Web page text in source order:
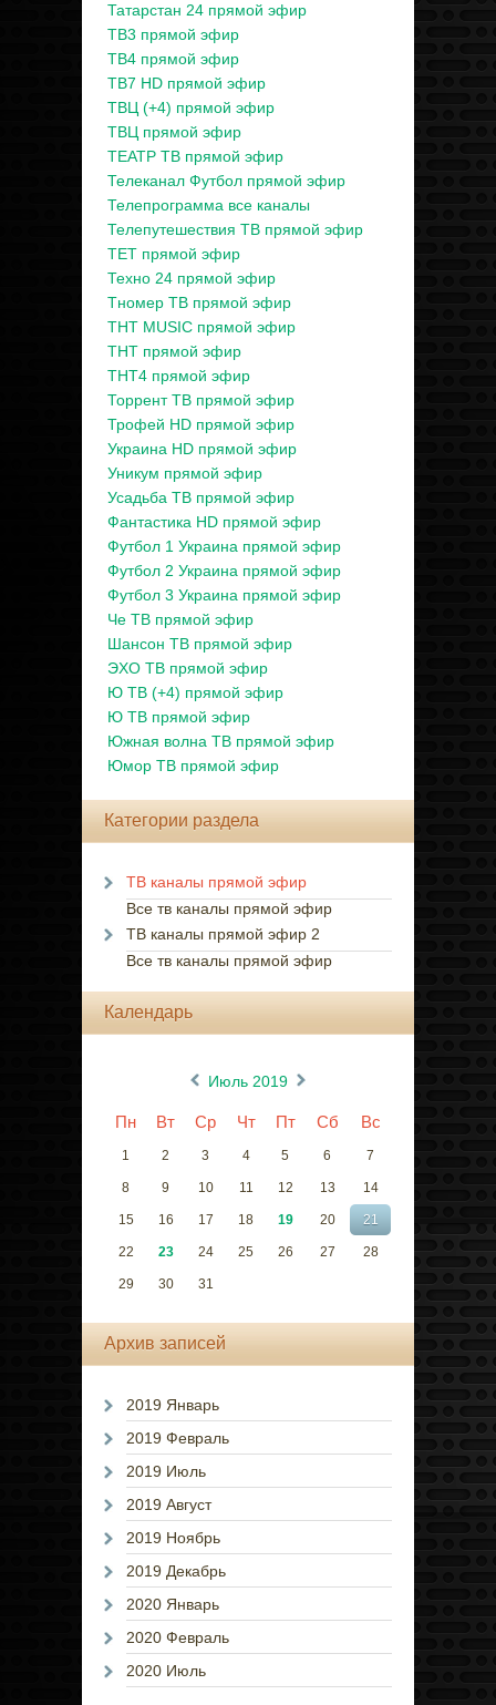
Татарстан 24 прямой эфир
ТВ3 прямой эфир
ТВ4 прямой эфир
ТВ7 HD прямой эфир
ТВЦ (+4) прямой эфир
ТВЦ прямой эфир
ТЕАТР ТВ прямой эфир
Телеканал Футбол прямой эфир
Телепрограмма все каналы
Телепутешествия ТВ прямой эфир
ТЕТ прямой эфир
Техно 24 прямой эфир
Тномер ТВ прямой эфир
ТНТ MUSIC прямой эфир
ТНТ прямой эфир
ТНТ4 прямой эфир
Торрент ТВ прямой эфир
Трофей HD прямой эфир
Украина HD прямой эфир
Уникум прямой эфир
Усадьба ТВ прямой эфир
Фантастика HD прямой эфир
Футбол 1 Украина прямой эфир
Футбол 2 Украина прямой эфир
Футбол 3 Украина прямой эфир
Че ТВ прямой эфир
Шансон ТВ прямой эфир
ЭХО ТВ прямой эфир
Ю ТВ (+4) прямой эфир
Ю ТВ прямой эфир
Южная волна ТВ прямой эфир
Юмор ТВ прямой эфир
Категории раздела
ТВ каналы прямой эфир
Все тв каналы прямой эфир
ТВ каналы прямой эфир 2
Все тв каналы прямой эфир
Календарь
Июль 2019
Пн Вт Ср Чт Пт Сб Вс
1 2 3 4 5 6 7
8 9 10 11 12 13 14
15 16 17 18 19 20 21
22 23 24 25 26 27 28
29 30 31
Архив записей
2019 Январь
2019 Февраль
2019 Июль
2019 Август
2019 Ноябрь
2019 Декабрь
2020 Январь
2020 Февраль
2020 Июль